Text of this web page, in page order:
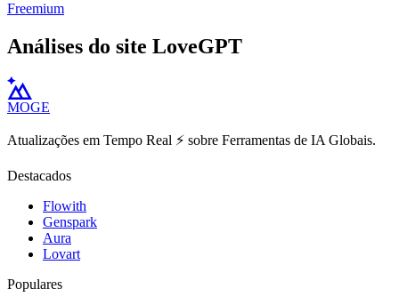
Freemium
Análises do site LoveGPT
MOGE
Atualizações em Tempo Real ⚡️ sobre Ferramentas de IA Globais.
Destacados
Flowith
Genspark
Aura
Lovart
Populares